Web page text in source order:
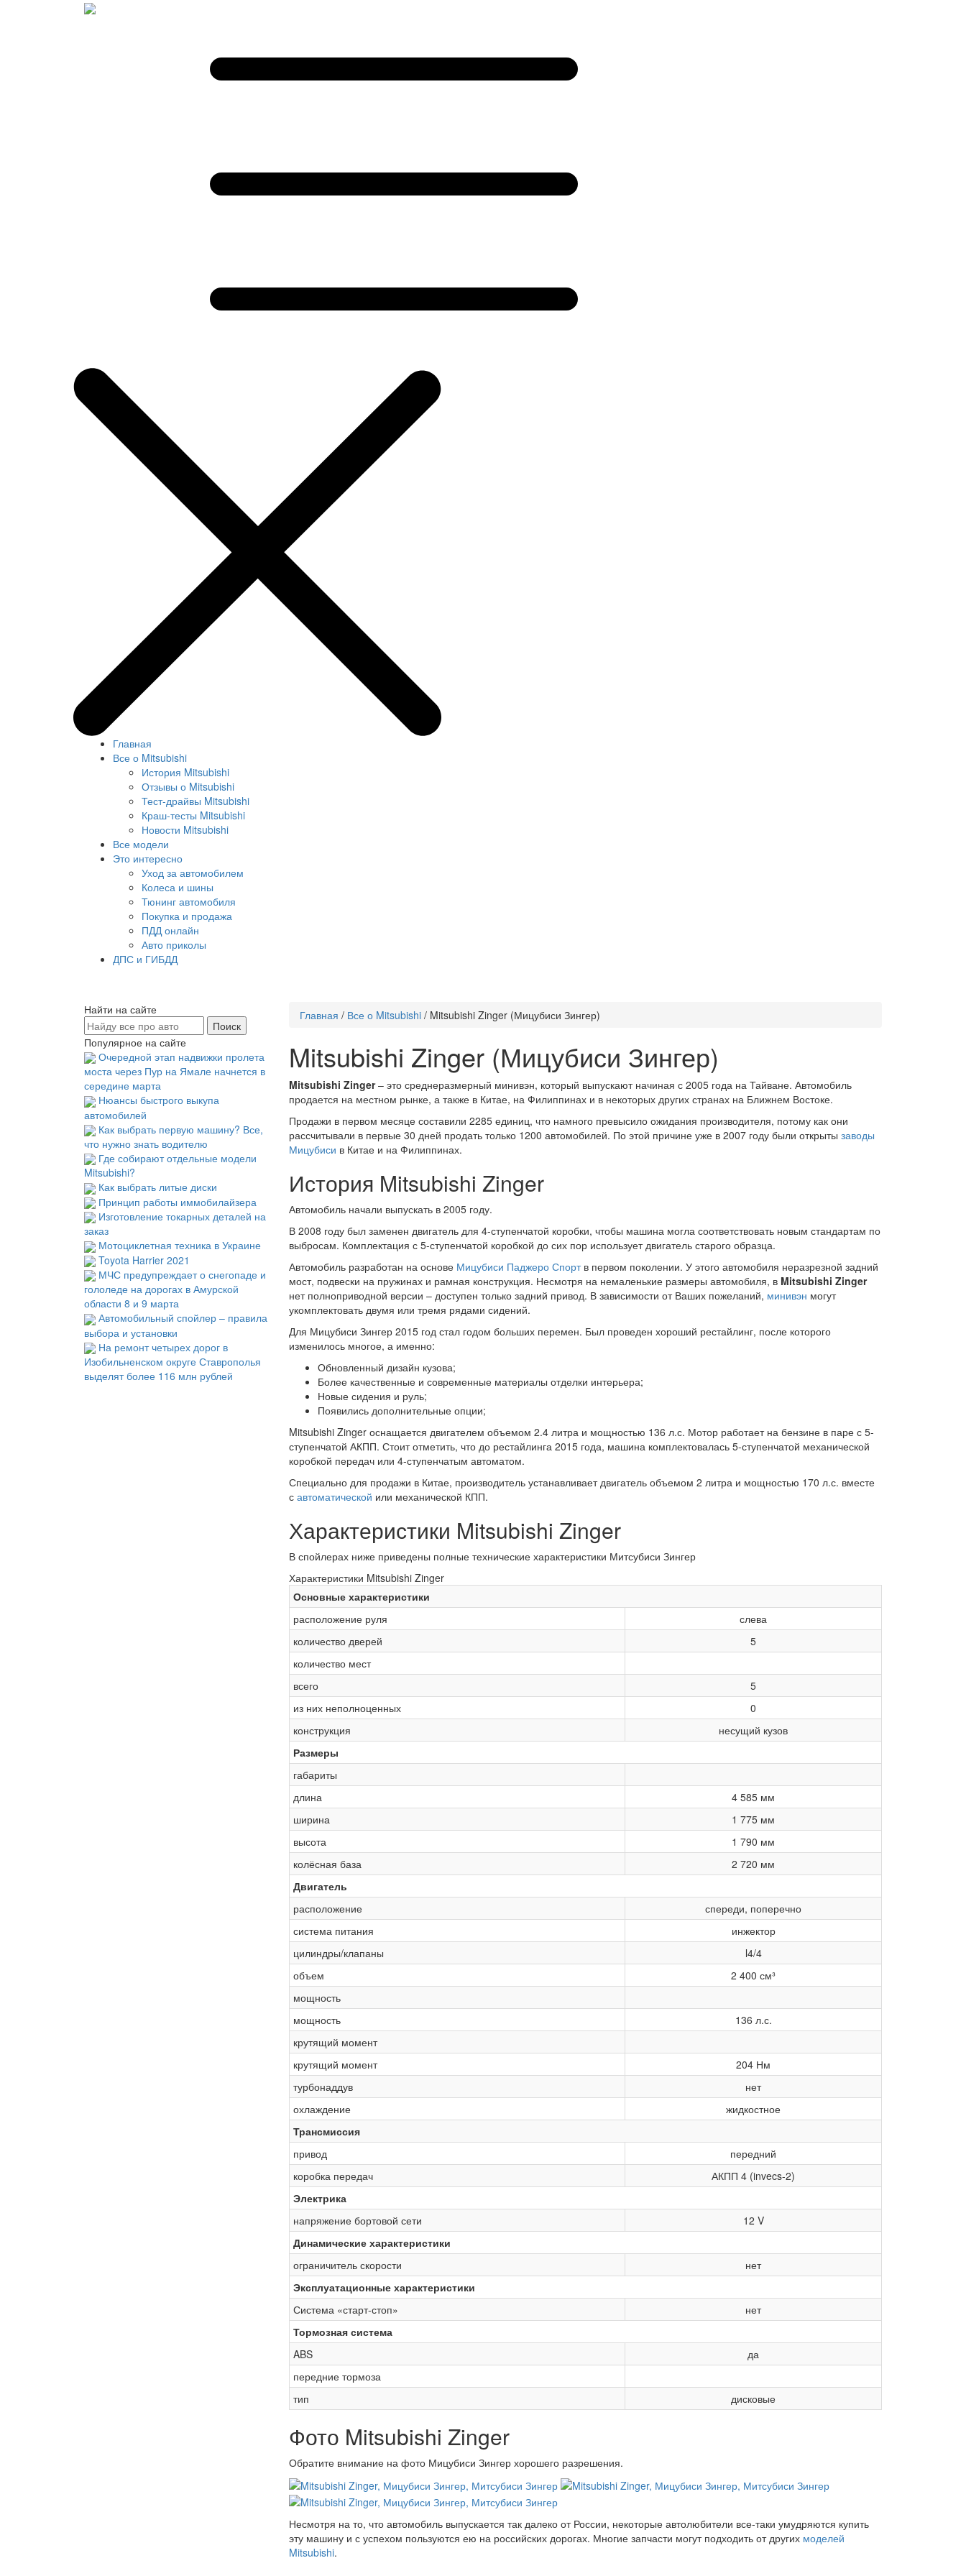
Главная
Все о Mitsubishi
История Mitsubishi
Отзывы о Mitsubishi
Тест-драйвы Mitsubishi
Краш-тесты Mitsubishi
Новости Mitsubishi
Все модели
Это интересно
Уход за автомобилем
Колеса и шины
Тюнинг автомобиля
Покупка и продажа
ПДД онлайн
Авто приколы
ДПС и ГИБДД
Главная / Все о Mitsubishi / Mitsubishi Zinger (Мицубиси Зингер)
Mitsubishi Zinger (Мицубиси Зингер)
Mitsubishi Zinger– это среднеразмерный минивэн, который выпускают начиная с 2005 года на Тайване. Автомобиль
продается на местном рынке, а также в Китае, на Филиппинах и в некоторых других странах на Ближнем Востоке.
Продажи в первом месяце составили 2285 единиц, что намного превысило ожидания производителя, потому как они
рассчитывали в первые 30 дней продать только 1200 автомобилей. По этой причине уже в 2007 году были открыты заводы
Мицубиси в Китае и на Филиппинах.
История Mitsubishi Zinger
Автомобиль начали выпускать в 2005 году.
В 2008 году был заменен двигатель для 4-ступенчатой коробки, чтобы машина могла соответствовать новым стандартам по
выбросам. Комплектация с 5-ступенчатой коробкой до сих пор использует двигатель старого образца.
Автомобиль разработан на основе Мицубиси Паджеро Спортв первом поколении. У этого автомобиля неразрезной задний
мост, подвески на пружинах и рамная конструкция. Несмотря на немаленькие размеры автомобиля, в Mitsubishi Zinger
нет полноприводной версии – доступен только задний привод. В зависимости от Ваших пожеланий, минивэн могут
укомплектовать двумя или тремя рядами сидений.
Для Мицубиси Зингер 2015 год стал годом больших перемен. Был проведен хороший рестайлинг, после которого
изменилось многое, а именно:
Обновленный дизайн кузова;
Более качественные и современные материалы отделки интерьера;
Новые сидения и руль;
Появились дополнительные опции;
Mitsubishi Zinger оснащается двигателем объемом 2.4 литра и мощностью 136 л.с. Мотор работает на бензине в паре с 5-
ступенчатой АКПП. Стоит отметить, что до рестайлинга 2015 года, машина комплектовалась 5-ступенчатой механической
коробкой передач или 4-ступенчатым автоматом.
Специально для продажи в Китае, производитель устанавливает двигатель объемом 2 литра и мощностью 170 л.с. вместе
с автоматической или механической КПП.
Характеристики Mitsubishi Zinger
В спойлерах ниже приведены полные технические характеристики Митсубиси Зингер
Характеристики Mitsubishi Zinger
Основные характеристики
расположение руля
слева
количество дверей
5
количество мест
всего
5
из них неполноценных
0
конструкция
несущий кузов
Размеры
габариты
длина
4 585 мм
ширина
1 775 мм
высота
1 790 мм
колёсная база
2 720 мм
Двигатель
расположение
спереди, поперечно
система питания
инжектор
цилиндры/клапаны
l4/4
объем
2 400 см³
мощность
мощность
136 л.с.
крутящий момент
крутящий момент
204 Нм
турбонаддув
нет
охлаждение
жидкостное
Трансмиссия
привод
передний
коробка передач
АКПП 4 (invecs-2)
Электрика
напряжение бортовой сети
12 V
Динамические характеристики
ограничитель скорости
нет
Эксплуатационные характеристики
Система «старт-стоп»
нет
Тормозная система
ABS
да
передние тормоза
тип
дисковые
Фото Mitsubishi Zinger
Обратите внимание на фото Мицубиси Зингер хорошего разрешения.
Несмотря на то, что автомобиль выпускается так далеко от России, некоторые автолюбители все-таки умудряются купить
эту машину и с успехом пользуются ею на российских дорогах. Многие запчасти могут подходить от других моделей
Mitsubishi.
Найти на сайте
Популярное на сайте
Очередной этап надвижки пролета
моста через Пур на Ямале начнется в
середине марта
Нюансы быстрого выкупа
автомобилей
Как выбрать первую машину? Все,
что нужно знать водителю
Где собирают отдельные модели
Mitsubishi?
Как выбрать литые диски
Принцип работы иммобилайзера
Изготовление токарных деталей на
заказ
Мотоциклетная техника в Украине
Toyota Harrier 2021
МЧС предупреждает о снегопаде и
гололеде на дорогах в Амурской
области 8 и 9 марта
Автомобильный спойлер – правила
выбора и установки
На ремонт четырех дорог в
Изобильненском округе Ставрополья
выделят более 116 млн рублей